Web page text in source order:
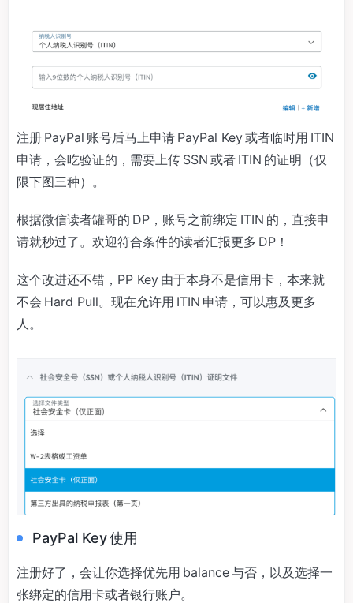
注册 PayPal 账号后马上申请 PayPal Key 或者临时用 ITIN
申请，会吃验证的，需要上传 SSN 或者 ITIN 的证明（仅
限下图三种）。
根据微信读者罐哥的 DP，账号之前绑定 ITIN 的，直接申
请就秒过了。欢迎符合条件的读者汇报更多 DP！
这个改进还不错，PP Key 由于本身不是信用卡，本来就
不会 Hard Pull。现在允许用 ITIN 申请，可以惠及更多
人。
PayPal Key 使用
注册好了，会让你选择优先用 balance 与否，以及选择一
张绑定的信用卡或者银行账户。